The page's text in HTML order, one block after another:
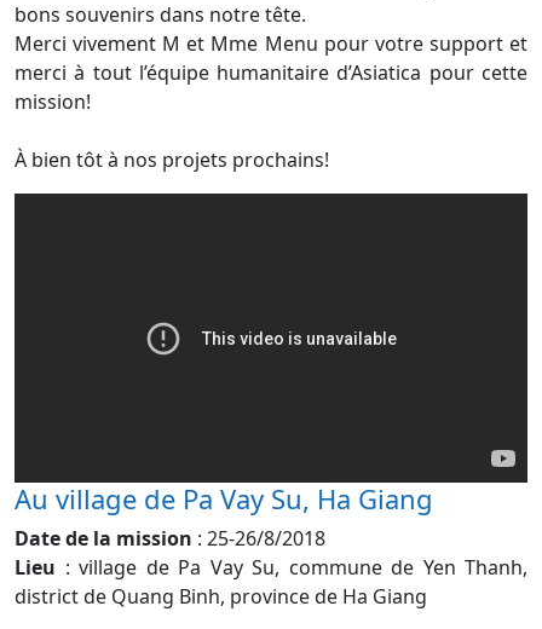
bons souvenirs dans notre tête.
Merci vivement M et Mme Menu pour votre support et
merci à tout l’équipe humanitaire d’Asiatica pour cette
mission!
À bien tôt à nos projets prochains!
Au village de Pa Vay Su, Ha Giang
Date de la mission : 25-26/8/2018
Lieu : village de Pa Vay Su, commune de Yen Thanh,
district de Quang Binh, province de Ha Giang